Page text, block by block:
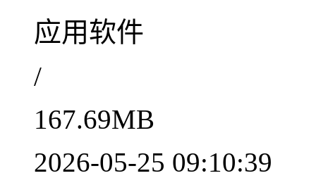
应用软件
/
167.69MB
2026-05-25 09:10:39